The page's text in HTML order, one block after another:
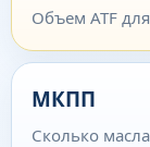
Объем ATF
МКПП
Сколько